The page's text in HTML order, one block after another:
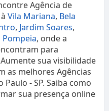
Agência de
Vila Mariana, Bela
, Jardim Soares,
Pompeia, onde a
para
sua visibilidade
as melhores Agências
- SP. Saiba como
sua presença online